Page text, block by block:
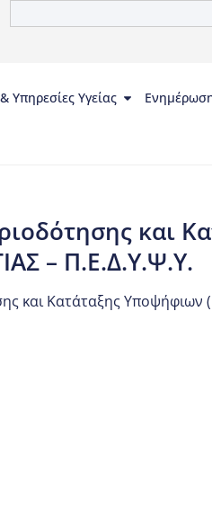
Υπηρεσίες Υγείας
και
– Π.Ε.Δ.Υ.Ψ.Υ.
και Κατάταξης Υποψήφιων